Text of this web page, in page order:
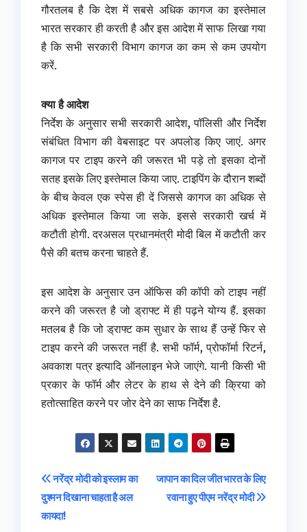
गौरतलब है कि देश में सबसे अधिक कागज का इस्तेमाल
भारत सरकार ही करती है और इस आदेश में साफ लिखा गया
है कि सभी सरकारी विभाग कागज का कम से कम उपयोग
करें.
क्या है आदेश
निर्देश के अनुसार सभी सरकारी आदेश, पॉलिसी और निर्देश
संबंधित विभाग की वेबसाइट पर अपलोड किए जाएं. अगर
कागज पर टाइप करने की जरूरत भी पड़े तो इसका दोनों
सतह इसके लिए इस्तेमाल किया जाए. टाइपिंग के दौरान शब्दों
के बीच केवल एक स्पेस ही दें जिससे कागज का अधिक से
अधिक इस्तेमाल किया जा सके. इससे सरकारी खर्च में
कटौती होगी. दरअसल प्रधानमंत्री मोदी बिल में कटौती कर
पैसे की बतच करना चाहते हैं.
इस आदेश के अनुसार उन ऑफिस की कॉपी को टाइप नहीं
करने की जरूरत है जो ड्राफ्ट में ही पढ़ने योग्य हैं. इसका
मतलब है कि जो ड्राफ्ट कम सुधार के साथ हैं उन्हें फिर से
टाइप करने की जरूरत नहीं है. सभी फॉर्म, प्रोफॉर्मा रिटर्न,
अवकाश पत्र इत्यादि ऑनलाइन भेजे जाएंगे. यानी किसी भी
प्रकार के फॉर्म और लेटर के हाथ से देने की क्रिया को
हतोत्साहित करने पर जोर देने का साफ निर्देश है.
Post
navigation
जापान का दिल जीत भारत के लिए
रवाना हुए पीएम नरेंद्र मोदी
नरेंद्र मोदी को इस्लाम का
दुश्मन दिखाना चाहता है अल
कायदा!